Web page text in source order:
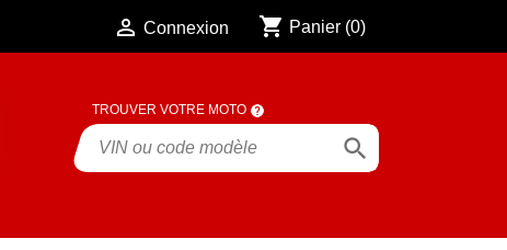
 Connexion shopping_cart Panier (0)
TROUVER VOTRE MOTO
